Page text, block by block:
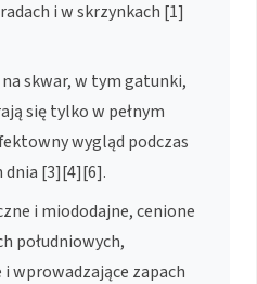
i w skrzynkach [1]
skwar, w tym gatunki,
się tylko w pełnym
wygląd podczas
dnia [3][4][6].
i miododajne, cenione
południowych,
wprowadzające zapach